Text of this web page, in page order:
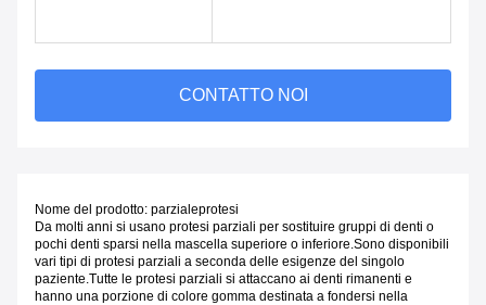
CONTATTO NOI
Nome del prodotto: parzialeprotesi
Da molti anni si usano protesi parziali per sostituire gruppi di denti o
pochi denti sparsi nella mascella superiore o inferiore.Sono disponibili
vari tipi di protesi parziali a seconda delle esigenze del singolo
paziente.Tutte le protesi parziali si attaccano ai denti rimanenti e
hanno una porzione di colore gomma destinata a fondersi nella